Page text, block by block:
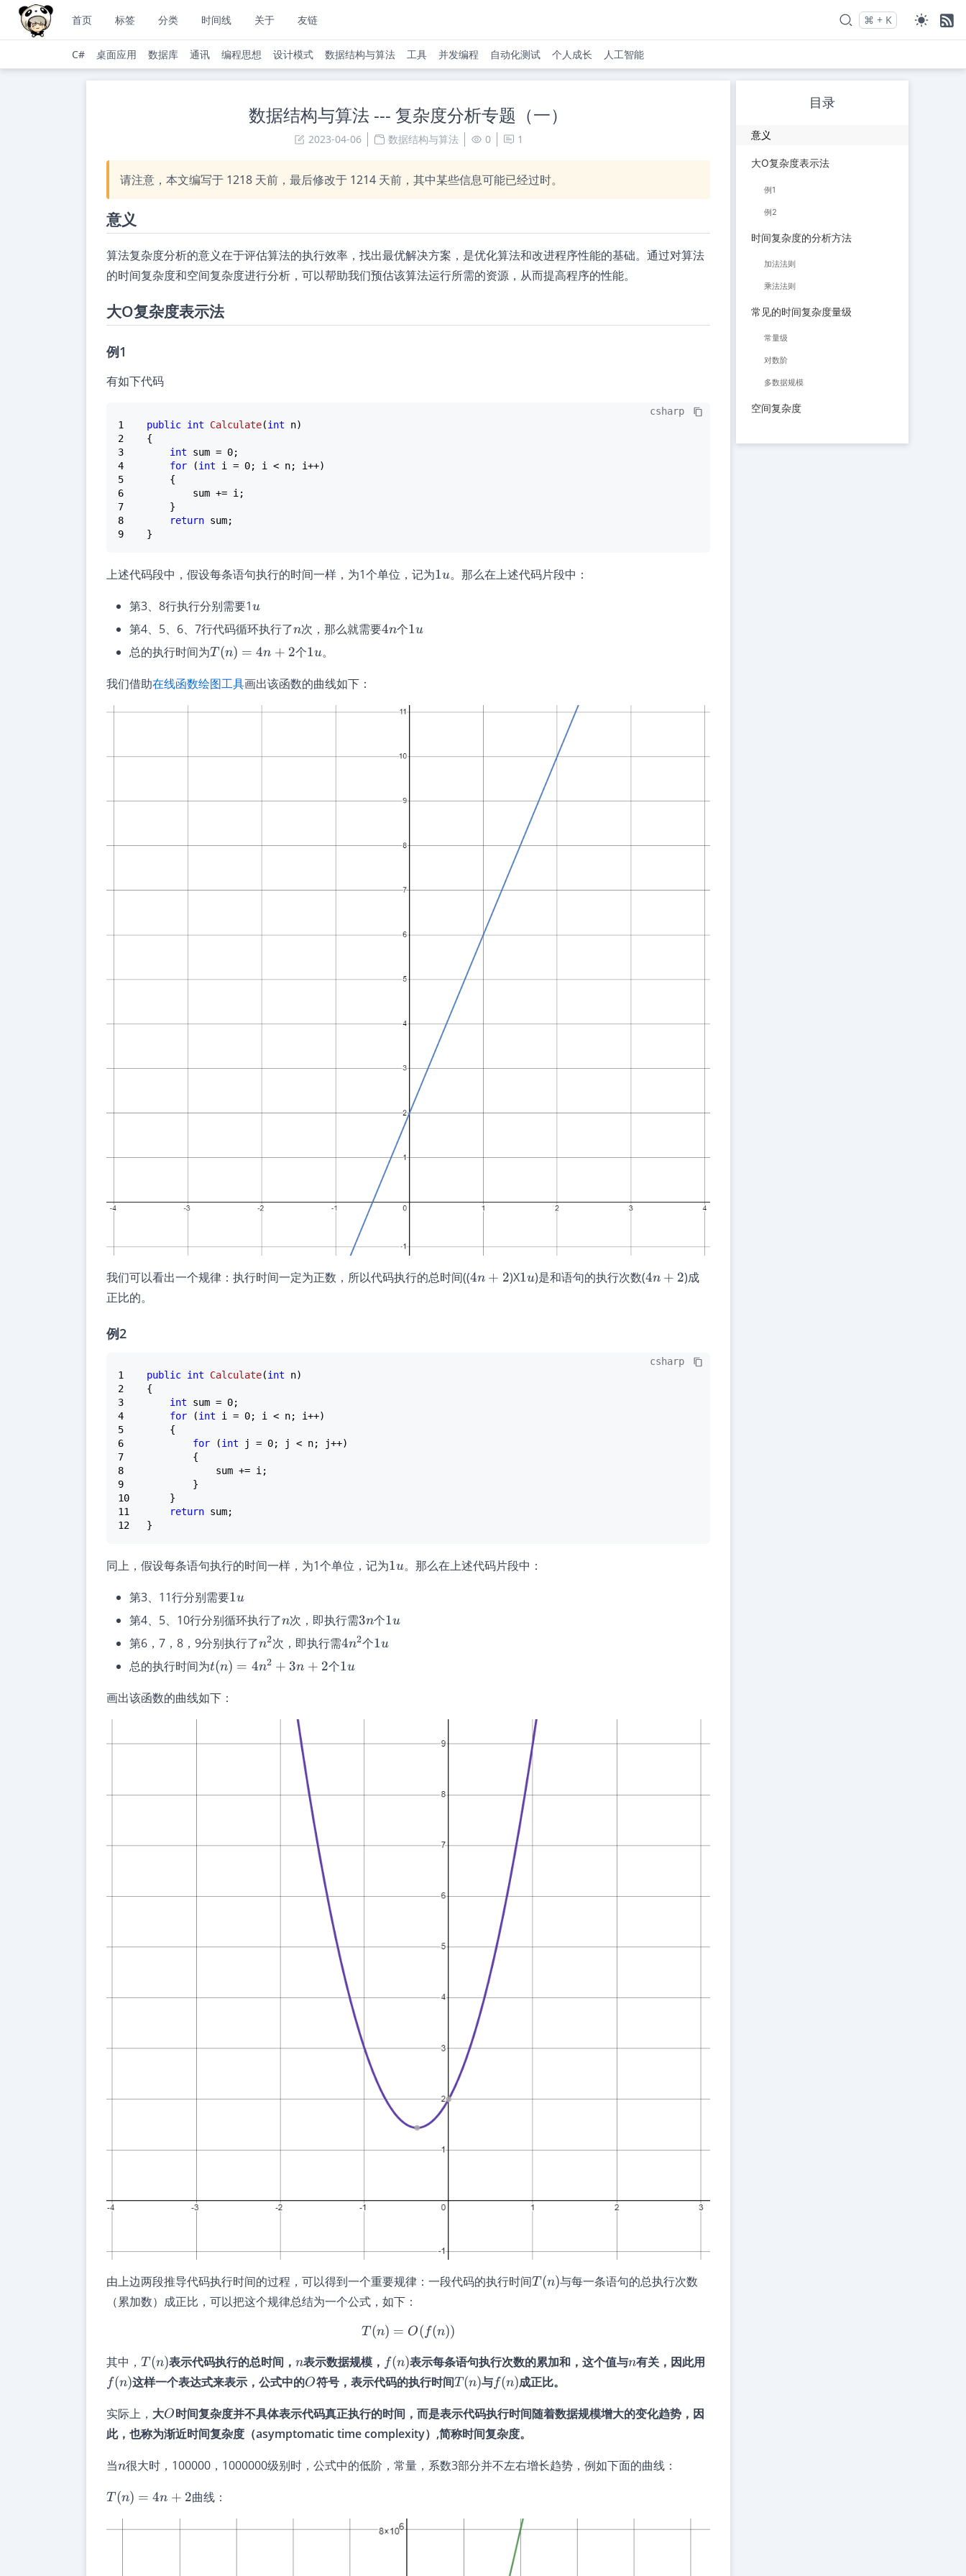
首页 标签 分类 时间线 关于 友链 Press
⌘ +
and K
to search
C# 桌面应用 数据库 通讯 编程思想 设计模式 数据结构与算法 工具 并发编程 自动化测试 个人成长 人工智能
数据结构与算法 --- 复杂度分析专题（一）
2023-04-06 数据结构与算法 0 1
请注意，本文编写于 1218 天前，最后修改于 1214 天前，其中某些信息可能已经过时。
意义
算法复杂度分析的意义在于评估算法的执行效率，找出最优解决方案，是优化算法和改进程序性能的基础。通过对算法
的时间复杂度和空间复杂度进行分析，可以帮助我们预估该算法运行所需的资源，从而提高程序的性能。
大O复杂度表示法
例1
有如下代码
csharp
1
public int Calculate(int n)
2
3
int sum = 0
4
for (int i = 0
5
6
7
8
return
9
上述代码段中，假设每条语句执行的时间一样，为1个单位，记为1u
1u。那么在上述代码片段中：
第3、8行执行分别需要1u
u
第4、5、6、7行代码循环执行了n
n次，那么就需要4n
4n个1u
1u
总的执行时间为T(n)=4n+2
T (n) = 4n + 2个1u
1u。
我们借助在线函数绘图工具画出该函数的曲线如下：
我们可以看出一个规律：执行时间一定为正数，所以代码执行的总时间((4n+2
4n + 2)X1u
1u)是和语句的执行次数(4n+2
4n + 2)成
正比的。
例2
csharp
1
public int Calculate(int n)
2
3
int sum = 0
4
for (int i = 0
5
6
for (int j = 0
7
8
9
10
11
return
12
同上，假设每条语句执行的时间一样，为1个单位，记为1u
1u。那么在上述代码片段中：
第3、11行分别需要1u
1u
第4、5、10行分别循环执行了n
n次，即执行需3n
3n个1u
1u
第6，7，8，9分别执行了n^2
n2次，即执行需4n^2
4n2个1u
1u
总的执行时间为t(n)=4n^2+3n+2
t(n) = 4n2 + 3n + 2个1u
1u
画出该函数的曲线如下：
由上边两段推导代码执行时间的过程，可以得到一个重要规律：一段代码的执行时间T(n)
T (n)与每一条语句的总执行次数
（累加数）成正比，可以把这个规律总结为一个公式，如下：
T(n)=O(f(n))
T (n) = O( f(n))
其中， T(n)
T (n)表示代码执行的总时间， n
n表示数据规模， f(n)
f(n)表示每条语句执行次数的累加和，这个值与n
n有关，因此用
f(n)这样一个表达式来表示，公式中的O
O符号，表示代码的执行时间T(n)
T (n)与f(n)
f(n)成正比。
实际上， 大O
O时间复杂度并不具体表示代码真正执行的时间，而是表示代码执行时间随着数据规模增大的变化趋势，因
此，也称为渐近时间复杂度（asymptomatic time complexity）,简称时间复杂度。
当n
n很大时，100000，1000000级别时，公式中的低阶，常量，系数3部分并不左右增长趋势，例如下面的曲线：
T(n)=4n+2
T (n) = 4n + 2曲线：
目录
意义
大O复杂度表示法
例1
例2
时间复杂度的分析方法
加法法则
乘法法则
常见的时间复杂度量级
常量级
对数阶
多数据规模
空间复杂度